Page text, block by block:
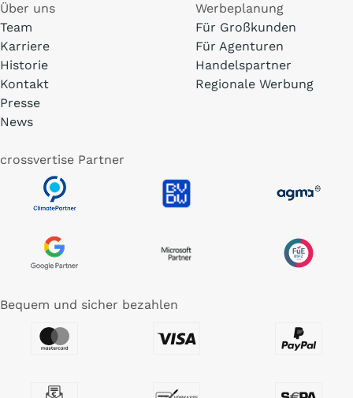
Über uns
Team
Karriere
Historie
Kontakt
Presse
News
Werbeplanung
Für Großkunden
Für Agenturen
Handelspartner
Regionale Werbung
crossvertise Partner
Bequem und sicher bezahlen